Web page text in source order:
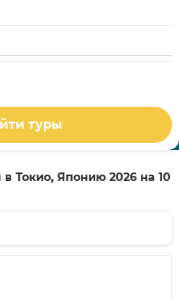
туры
Токио, Японию 2026 на 10